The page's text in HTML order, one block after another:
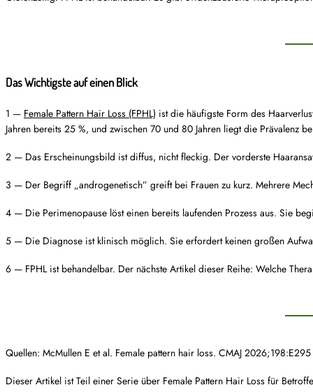
Das Wichtigste auf einen Blick
1 — Female Pattern Hair Loss (FPHL) ist die häufigste Form des
Jahren bereits 25 %, und zwischen 70 und 80 Jahren liegt die Prävalenz
2 — Das Erscheinungsbild ist diffus, nicht fleckig. Der vorderste
3 — Der Begriff „androgenetisch” greift bei Frauen zu kurz. Mehrere
4 — Die Perimenopause löst einen bereits laufenden Prozess aus. Sie
5 — Die Diagnose ist klinisch möglich. Sie erfordert keinen großen
6 — FPHL ist behandelbar. Der nächste Artikel dieser Reihe: Welche
Quellen: McMullen E et al. Female pattern hair loss. CMAJ
Dieser Artikel ist Teil einer Serie über Female Pattern Hair Loss für